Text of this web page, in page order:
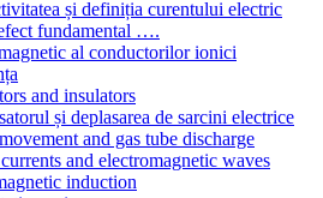
și definiția curentului electric
fundamental ….
al conductorilor ionici
and insulators
și deplasarea de sarcini electrice
and gas tube discharge
and electromagnetic waves
induction